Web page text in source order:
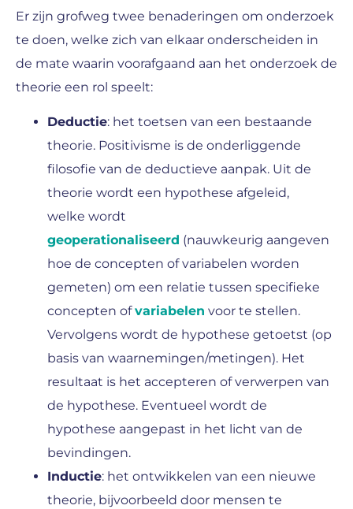
Er zijn grofweg twee benaderingen om onderzoek
te doen, welke zich van elkaar onderscheiden in
de mate waarin voorafgaand aan het onderzoek de
theorie een rol speelt:
Deductie: het toetsen van een bestaande
theorie. Positivisme is de onderliggende
filosofie van de deductieve aanpak. Uit de
theorie wordt een hypothese afgeleid,
welke wordt
geoperationaliseerd (nauwkeurig aangeven
hoe de concepten of variabelen worden
gemeten) om een relatie tussen specifieke
concepten ofvariabelen voor te stellen.
Vervolgens wordt de hypothese getoetst (op
basis van waarnemingen/metingen). Het
resultaat is het accepteren of verwerpen van
de hypothese. Eventueel wordt de
hypothese aangepast in het licht van de
bevindingen.
Inductie: het ontwikkelen van een nieuwe
theorie, bijvoorbeeld door mensen te